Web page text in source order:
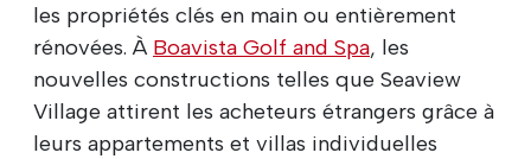
les propriétés clés en main ou entièrement
rénovées. À Boavista Golf and Spa, les
nouvelles constructions telles que Seaview
Village attirent les acheteurs étrangers grâce à
leurs appartements et villas individuelles